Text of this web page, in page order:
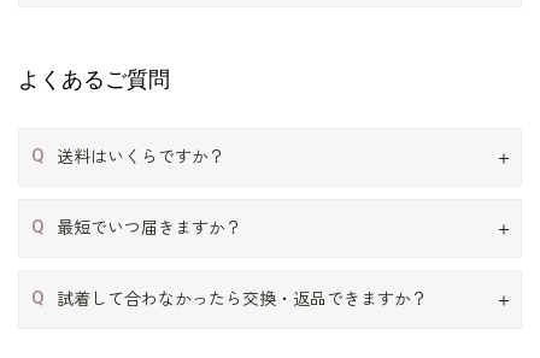
よくあるご質問
Q 送料はいくらですか？
Q 最短でいつ届きますか？
Q 試着して合わなかったら交換・返品できますか？